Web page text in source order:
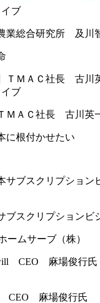
ブ
業総合研究所 及川
ブ
ＭＡＣ社長 古川英
に根付かせたい
ブスクリプションビ
ームサーブ（株）
CEO 麻場俊行氏